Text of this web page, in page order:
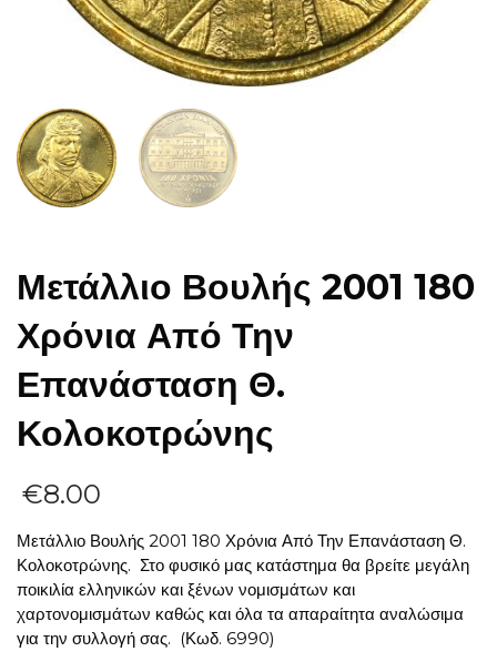
Μετάλλιο Βουλής 2001 180
Χρόνια Από Την
Επανάσταση Θ.
Κολοκοτρώνης
€8.00
Μετάλλιο Βουλής 2001 180 Χρόνια Από Την Επανάσταση Θ.
Κολοκοτρώνης. Στο φυσικό μας κατάστημα θα βρείτε μεγάλη
ποικιλία ελληνικών και ξένων νομισμάτων και
χαρτονομισμάτων καθώς και όλα τα απαραίτητα αναλώσιμα
για την συλλογή σας. (Κωδ. 6990)